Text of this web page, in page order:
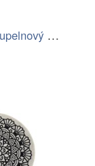
L\'essentiel Koupelnový kobereček Damal…